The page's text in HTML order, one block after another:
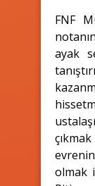
FNF
ayak
olmak